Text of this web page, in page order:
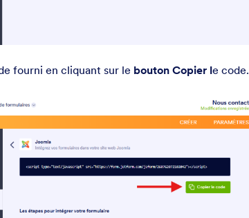
fourni en cliquant sur le bouton Copier le code.